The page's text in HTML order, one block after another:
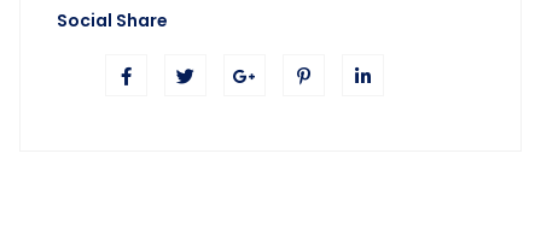
Social Share